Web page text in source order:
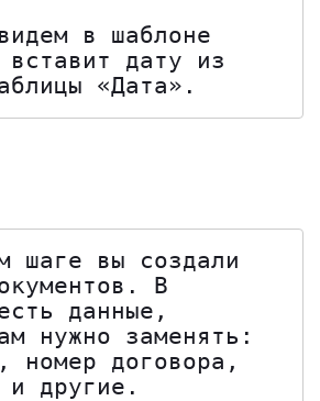
в шаблоне
дату из
«Дата».
шаге вы создали
В
данные,
нужно заменять:
номер договора,
и другие.